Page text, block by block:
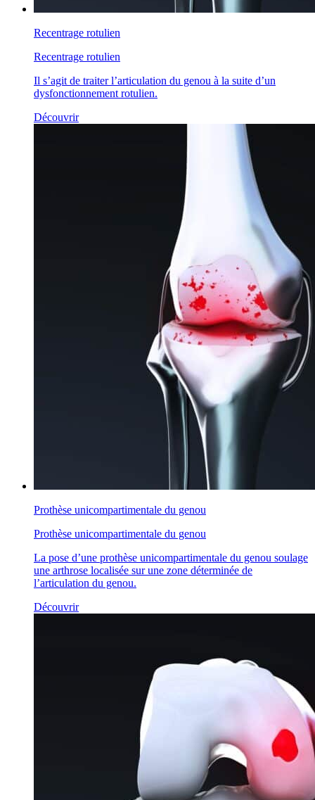
Recentrage rotulien
Recentrage rotulien
Il s’agit de traiter l’articulation du genou à la suite d’un
dysfonctionnement rotulien.
Découvrir
Prothèse unicompartimentale du genou
Prothèse unicompartimentale du genou
La pose d’une prothèse unicompartimentale du genou soulage
une arthrose localisée sur une zone déterminée de
l’articulation du genou.
Découvrir